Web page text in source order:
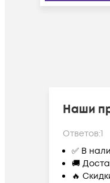
Наши
Ответов:1
✅ В
🚚
🔥